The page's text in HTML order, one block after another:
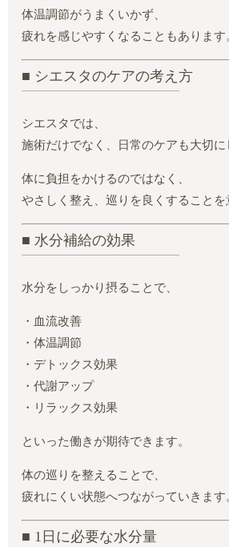
体温調節がうまくいかず、
疲れを感じやすくなることもあります
■ シエスタのケアの考え方
シエスタでは、
施術だけでなく、日常のケアも大切に
体に負担をかけるのではなく、
やさしく整え、巡りを良くすることを
■ 水分補給の効果
水分をしっかり摂ることで、
・血流改善
・体温調節
・デトックス効果
・代謝アップ
・リラックス効果
といった働きが期待できます。
体の巡りを整えることで、
疲れにくい状態へつながっていきます
■ 1日に必要な水分量